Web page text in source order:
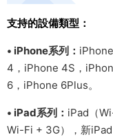
支持的設備類型：
• iPhone系列：
4，iPhone 4S，
6，iPhone 6Plus。
• iPad系列： iPad（
Wi-Fi + 3G），新